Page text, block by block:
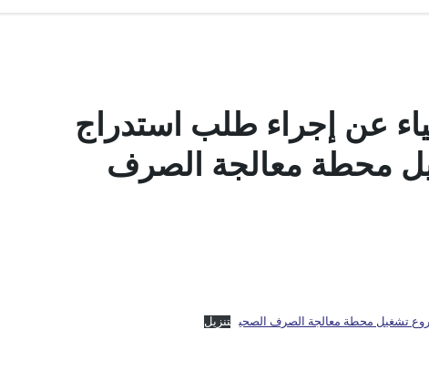
عن إجراء طلب استدراج
محطة معالجة الصرف
تشغيل محطة معالجة الصرف الصحي تنزيل